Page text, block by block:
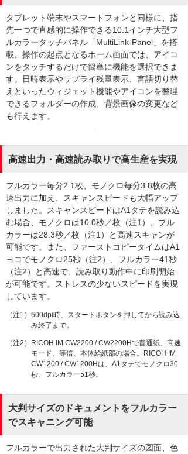
タブレット端末やスマートフォンと同様に、指
先一つで直感的に操作できる10.1インチ大型フ
ルカラータッチパネル「MultiLink-Panel」を搭
載。操作の起点となるホーム画面では、アイコ
ンをタッチするだけで簡単に機能を選択できま
す。日時表示やサプライ残量表示、言語切り替
えといったウィジェット機能やアイコンを整理
できるフォルダーの作成、背景画像の変更など
も行えます。
高速出力・高速読み取りで高生産を実現
フルカラー毎分2.1枚、モノクロ毎分3.8枚の高
速出力に加え、スキャンスピードも大幅アップ
しました。スキャンスピードはA1タテを読み込
む場合、モノクロは10.0秒／枚（注1）、フル
カラーは28.3秒／枚（注1）と高速スキャンが
可能です。また、ファーストコピータイムはA1
ヨコでモノクロ25秒（注2）、フルカラー41秒
（注2）と高速で、読み取り動作中に印刷開始
が可能です。ストレスの少ないスピードを実現
しています。
（注1）600dpi時、スタートボタンを押してから読み込
み終了まで。
（注2）RICOH IM CW2200 / CW2200Hで普通紙、高速
モード、等倍、本体給紙部の場合。RICOH IM
CW1200 / CW1200Hは、A1タテでモノクロ30
秒、フルカラー51秒。
大判サイズのドキュメントをフルカラー
でスキャニング可能
フルカラーで出力された大判サイズの図面、色